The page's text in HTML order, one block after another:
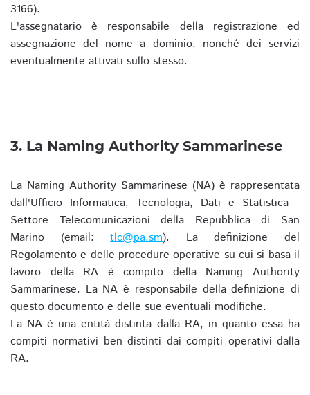
3166).
L'assegnatario è responsabile della registrazione ed
assegnazione del nome a dominio, nonché dei servizi
eventualmente attivati sullo stesso.
3. La Naming Authority Sammarinese
La Naming Authority Sammarinese (NA) è rappresentata
dall'Ufficio Informatica, Tecnologia, Dati e Statistica -
Settore Telecomunicazioni della Repubblica di San
Marino (email:tlc@pa.sm). La definizione del
Regolamento e delle procedure operative su cui si basa il
lavoro della RA è compito della Naming Authority
Sammarinese. La NA è responsabile della definizione di
questo documento e delle sue eventuali modifiche.
La NA è una entità distinta dalla RA, in quanto essa ha
compiti normativi ben distinti dai compiti operativi dalla
RA.